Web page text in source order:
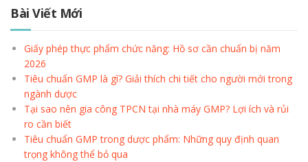
Bài Viết Mới
Giấy phép thực phẩm chức năng: Hồ sơ cần chuẩn bị năm
2026
Tiêu chuẩn GMP là gì? Giải thích chi tiết cho người mới trong
ngành dược
Tại sao nên gia công TPCN tại nhà máy GMP? Lợi ích và rủi
ro cần biết
Tiêu chuẩn GMP trong dược phẩm: Những quy định quan
trọng không thể bỏ qua